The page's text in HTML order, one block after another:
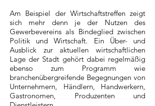
Am Beispiel der Wirtschaftstreffen zeigt
sich mehr denn je der Nutzen des
Gewerbevereins als Bindeglied zwischen
Politik und Wirtschaft. Ein Über- und
Ausblick zur aktuellen wirtschaftlichen
Lage der Stadt gehört dabei regelmäßig
ebenso zum Programm wie
branchenübergreifende Begegnungen von
Unternehmern, Händlern, Handwerkern,
Gastronomen, Produzenten und